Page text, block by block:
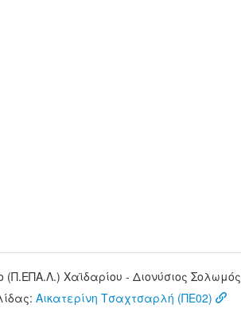
Χαϊδαρίου - Διονύσιος Σολωμός
Αικατερίνη Τσαχτσαρλή (ΠΕ02)